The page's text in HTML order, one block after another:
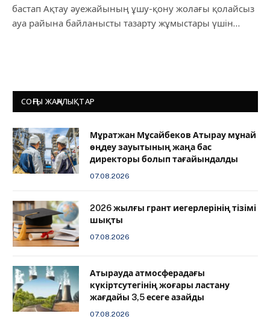
бастап Ақтау әуежайының ұшу-қону жолағы қолайсыз
ауа райына байланысты тазарту жұмыстары үшін…
СОҢҒЫ ЖАҢАЛЫҚТАР
Мұратжан Мұсайбеков Атырау мұнай
өңдеу зауытының жаңа бас
директоры болып тағайындалды
07.08.2026
2026 жылғы грант иегерлерінің тізімі
шықты
07.08.2026
Атырауда атмосферадағы
күкіртсутегінің жоғары ластану
жағдайы 3,5 есеге азайды
07.08.2026